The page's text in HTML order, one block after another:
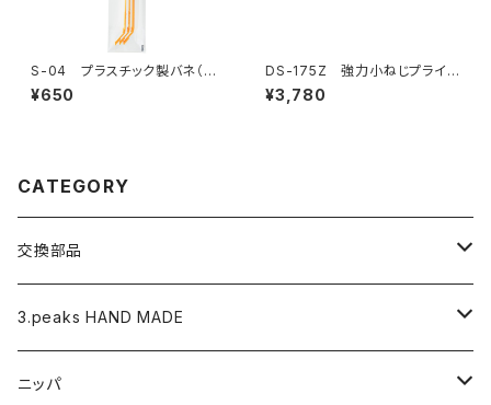
S-04 プラスチック製バネ（3
本入）
¥650
DS-175Z 強力小ねじプライヤ
ー
¥3,780
CATEGORY
交換部品
バネ
ナイロンジョープライヤー用 替えくわえ部
3.peaks HAND MADE
ニッパ
ニッパ